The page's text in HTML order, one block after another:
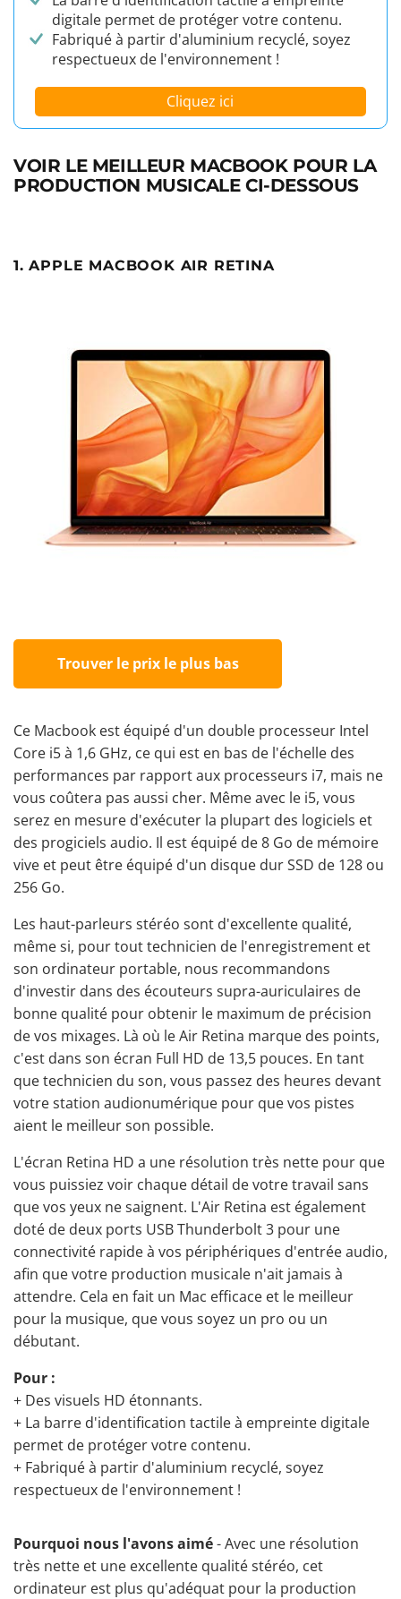
digitale permet de protéger votre contenu.
Fabriqué à partir d'aluminium recyclé, soyez
respectueux de l'environnement !
Cliquez ici
VOIR LE MEILLEUR MACBOOK POUR LA
PRODUCTION MUSICALE CI-DESSOUS
1. APPLE MACBOOK AIR RETINA
Trouver le prix le plus bas
Ce Macbook est équipé d'un double processeur Intel
Core i5 à 1,6 GHz, ce qui est en bas de l'échelle des
performances par rapport aux processeurs i7, mais ne
vous coûtera pas aussi cher. Même avec le i5, vous
serez en mesure d'exécuter la plupart des logiciels et
des progiciels audio. Il est équipé de 8 Go de mémoire
vive et peut être équipé d'un disque dur SSD de 128 ou
256 Go.
Les haut-parleurs stéréo sont d'excellente qualité,
même si, pour tout technicien de l'enregistrement et
son ordinateur portable, nous recommandons
d'investir dans des écouteurs supra-auriculaires de
bonne qualité pour obtenir le maximum de précision
de vos mixages. Là où le Air Retina marque des points,
c'est dans son écran Full HD de 13,5 pouces. En tant
que technicien du son, vous passez des heures devant
votre station audionumérique pour que vos pistes
aient le meilleur son possible.
L'écran Retina HD a une résolution très nette pour que
vous puissiez voir chaque détail de votre travail sans
que vos yeux ne saignent. L'Air Retina est également
doté de deux ports USB Thunderbolt 3 pour une
connectivité rapide à vos périphériques d'entrée audio,
afin que votre production musicale n'ait jamais à
attendre. Cela en fait un Mac efficace et le meilleur
pour la musique, que vous soyez un pro ou un
débutant.
Pour :
+ Des visuels HD étonnants.
+ La barre d'identification tactile à empreinte digitale
permet de protéger votre contenu.
+ Fabriqué à partir d'aluminium recyclé, soyez
respectueux de l'environnement !
Pourquoi nous l'avons aimé- Avec une résolution
très nette et une excellente qualité stéréo, cet
ordinateur est plus qu'adéquat pour la production